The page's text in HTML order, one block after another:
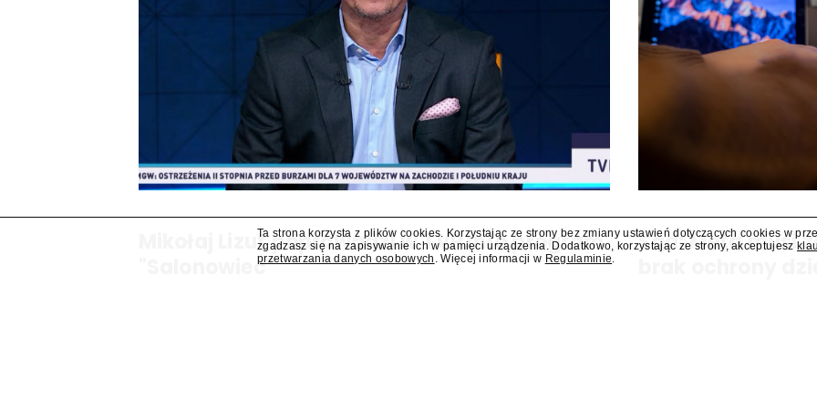
Mikołaj Lizut poprowadzi w TVP Info program
"Salonowiec"
Sąd: Meta musi
Ta strona korzysta z plików cookies. Korzystając ze strony bez zmiany ustawień dotyczących cookies w
zgadzasz się na zapisywanie ich w pamięci urządzenia. Dodatkowo, korzystając ze strony, akceptujesz
przetwarzania danych osobowych . Więcej informacji w Regulaminie.